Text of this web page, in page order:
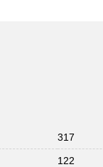
317
122